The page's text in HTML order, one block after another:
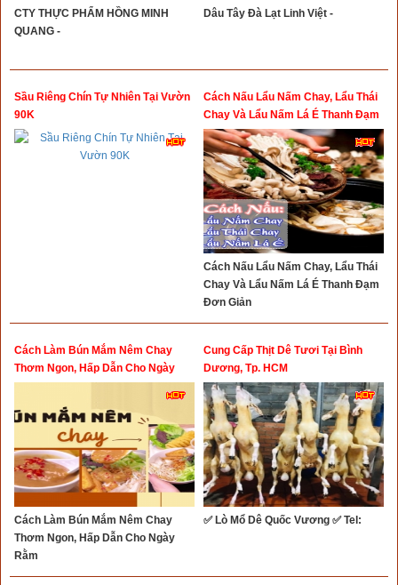
CTY THỰC PHẨM HỒNG MINH
QUANG -
Dâu Tây Đà Lạt Linh Việt -
Sầu Riêng Chín Tự Nhiên Tại Vườn
90K
Cách Nấu Lẩu Nấm Chay, Lẩu Thái
Chay Và Lẩu Nấm Lá É Thanh Đạm
Đơn Giản
Cách Nấu Lẩu Nấm Chay, Lẩu Thái
Chay Và Lẩu Nấm Lá É Thanh Đạm
Đơn Giản
Cách Làm Bún Mắm Nêm Chay
Thơm Ngon, Hấp Dẫn Cho Ngày
Rằm
Cách Làm Bún Mắm Nêm Chay
Thơm Ngon, Hấp Dẫn Cho Ngày
Rằm
Cung Cấp Thịt Dê Tươi Tại Bình
Dương, Tp. HCM
✅ Lò Mổ Dê Quốc Vương ✅ Tel: